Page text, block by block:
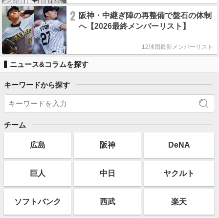
2 阪神・中継ぎ陣の再整備で盤石の体制
へ【2026最終メンバーリスト】
12球団最新メンバーリスト
ニュース&コラムを探す
キーワードから探す
チーム
広島 阪神 DeNA
巨人 中日 ヤクルト
ソフトバンク 西武 楽天